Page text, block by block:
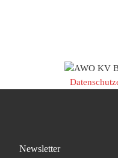
Newsletter